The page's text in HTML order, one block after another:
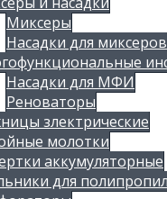
Миксеры
Насадки для миксеров
Насадки для МФИ
Реноваторы
злектрические
молотки
аккумуляторные
для